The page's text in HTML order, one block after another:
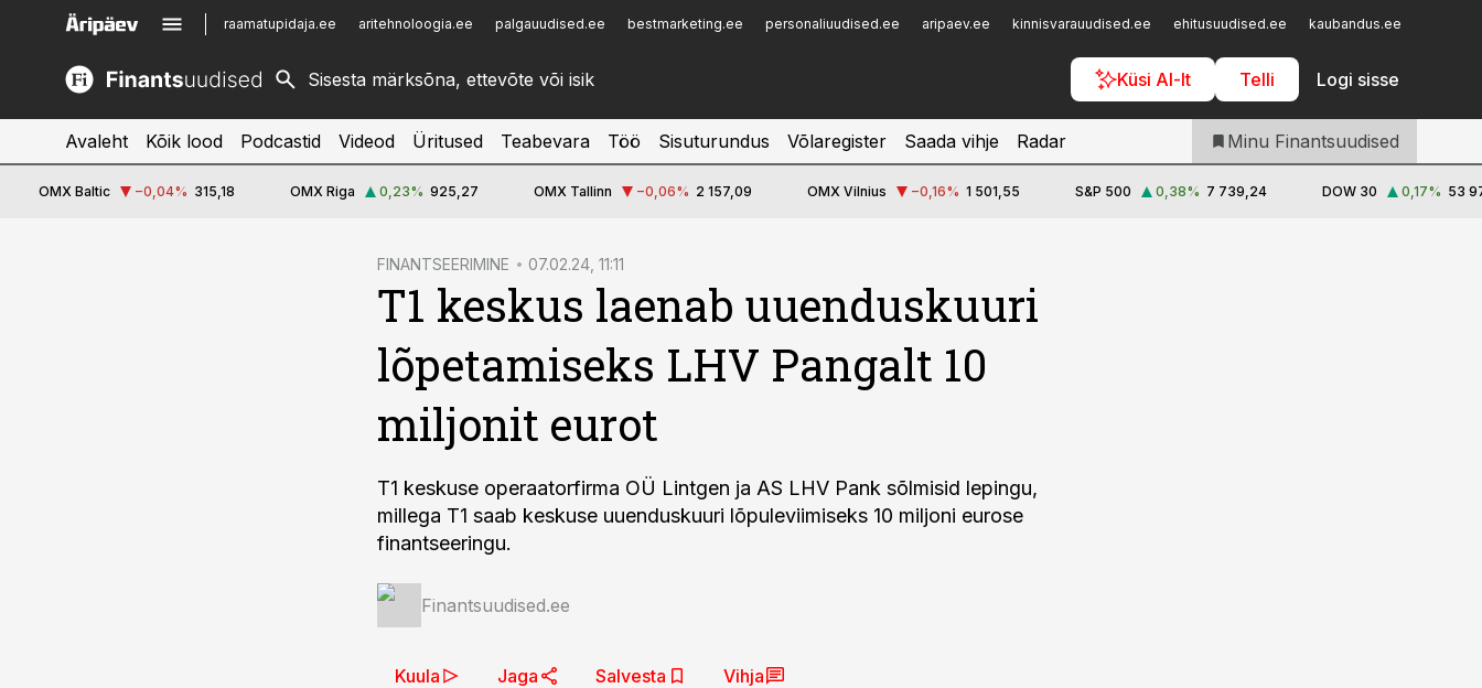
raamatupidaja.ee aritehnoloogia.ee palgauudised.ee bestmarketing.ee personaliuudised.ee aripaev.ee kinnisvarauudised.ee ehitusuudised.ee kaubandus.ee
Küsi AI-lt Telli Logi sisse
kinnisvarauudised.ee
logistikauudised.ee
imelineajalugu.ee
Infopank
Iseteenindus
Telli Finantsuudised
Avaleht Kõik lood Podcastid Videod Üritused Teabevara Töö Sisuturundus Võlaregister Saada vihje Radar Minu Finantsuudised
OMX Baltic −0,04% 315,18 OMX Riga 0,23% 925,27 OMX Tallinn −0,06% 2 157,09 OMX Vilnius −0,16% 1 501,55 S&P 500 0,38% 7 739,24 DOW 30 0,17% 53
FINANTSEERIMINE 07.02.24, 11:11
T1 keskus laenab uuenduskuuri
lõpetamiseks LHV Pangalt 10
miljonit eurot
T1 keskuse operaatorfirma OÜ Lintgen ja AS LHV Pank sõlmisid lepingu,
millega T1 saab keskuse uuenduskuuri lõpuleviimiseks 10 miljoni eurose
finantseeringu.
Finantsuudised.ee
Kuula Jaga Salvesta Vihja